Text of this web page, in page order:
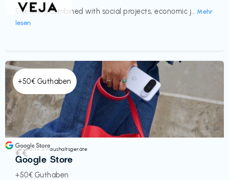
Sneakers combined with social projects, economic j... Mehr
lesen
+50€ Guthaben
Elektronik & Haushaltsgeräte
Google Store
+50€ Guthaben
€€‎